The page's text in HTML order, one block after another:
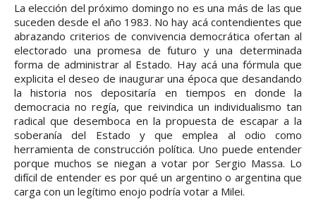
La elección del próximo domingo no es una más de las que
suceden desde el año 1983. No hay acá contendientes que
abrazando criterios de convivencia democrática ofertan al
electorado una promesa de futuro y una determinada
forma de administrar al Estado. Hay acá una fórmula que
explicita el deseo de inaugurar una época que desandando
la historia nos depositaría en tiempos en donde la
democracia no regía, que reivindica un individualismo tan
radical que desemboca en la propuesta de escapar a la
soberanía del Estado y que emplea al odio como
herramienta de construcción política. Uno puede entender
porque muchos se niegan a votar por Sergio Massa. Lo
difícil de entender es por qué un argentino o argentina que
carga con un legítimo enojo podría votar a Milei.